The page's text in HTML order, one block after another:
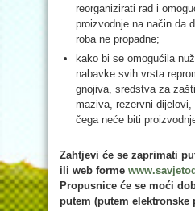
reorganizirati rad i
proizvodnje na način da
roba ne propadne;
kako bi se omogućila
nabavke svih vrsta
gnojiva, sredstva za
maziva, rezervni
čega neće biti
Zahtjevi će se zaprimati
ili web forme
Propusnice će se moći
putem (putem elektronske